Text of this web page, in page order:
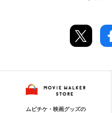
ムビチケ・映画グッズの